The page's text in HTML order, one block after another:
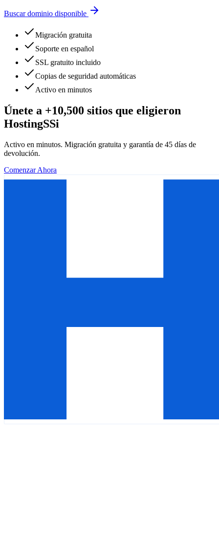
Buscar dominio disponible
Migración gratuita
Soporte en español
SSL gratuito incluido
Copias de seguridad automáticas
Activo en minutos
Únete a +10,500 sitios que eligieron
HostingSSi
Activo en minutos. Migración gratuita y garantía de 45 días de
devolución.
Comenzar Ahora